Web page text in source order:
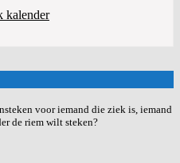
kalender
voor iemand die ziek is, iemand
de riem wilt steken?